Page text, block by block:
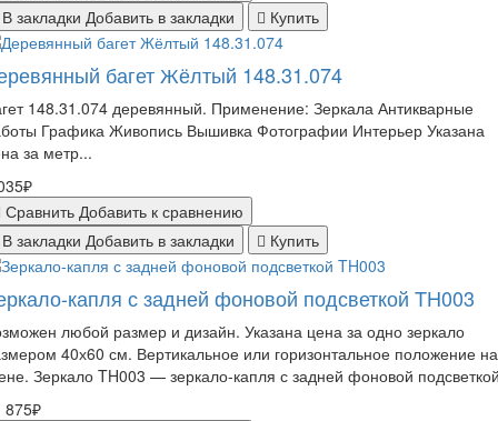
закладки Добавить в закладки Купить
багет Жёлтый 148.31.074
148.31.074 деревянный. Применение: Зеркала Антикварные
Графика Живопись Вышивка Фотографии Интерьер Указана
за метр...
Сравнить Добавить к сравнению
закладки Добавить в закладки Купить
капля с задней фоновой подсветкой TH003
любой размер и дизайн. Указана цена за одно зеркало
40х60 см. Вертикальное или горизонтальное положение на
Зеркало TH003 — зеркало-капля с задней фоновой
875₽